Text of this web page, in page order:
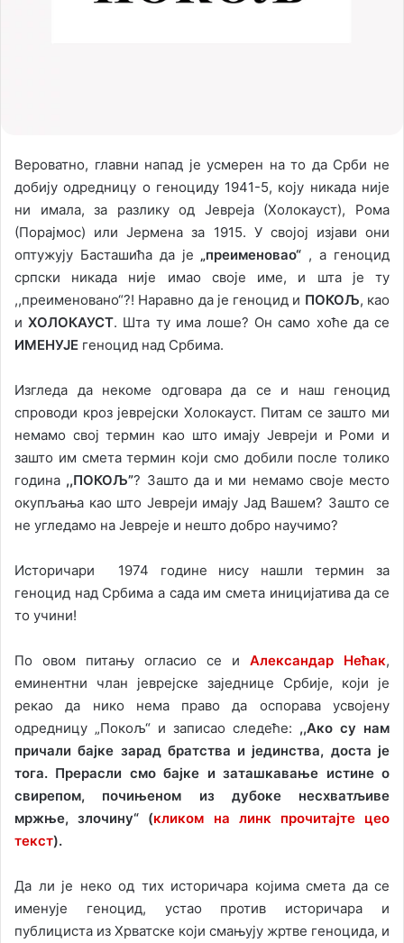
i
Вероватно, главни напад је усмерен на то да Срби не
добију одредницу о геноциду 1941-5, коју никада није
ни имала, за разлику од Јевреја (Холокауст), Рома
(Порајмос) или Јермена за 1915. У својој изјави они
оптужују Басташића да је „преименовао“ , а геноцид
српски никада није имао своје име, и шта је ту
,,преименовано“?! Наравно да је геноцид и ПОКОЉ, као
иХОЛОКАУСТ. Шта ту има лоше? Он само хоће да се
ИМЕНУЈЕ геноцид над Србима.
Изгледа да некоме одговара да се и наш геноцид
спроводи кроз јеврејски Холокауст. Питам се зашто ми
немамо свој термин као што имају Јевреји и Роми и
зашто им смета термин који смо добили после толико
година ,,ПОКОЉ”? Зашто да и ми немамо своје место
окупљања као што Јевреји имају Јад Вашем? Зашто се
не угледамо на Јевреје и нешто добро научимо?
Историчари 1974 године нису нашли термин за
геноцид над Србима а сада им смета иницијатива да се
то учини!
По овом питању огласио се и Александар Нећак,
еминентни члан јеврејске заједнице Србије, који је
рекао да нико нема право да оспорава усвојену
одредницу „Покољ“ и записао следеће: ,,Ако су нам
причали бајке зарад братства и јединства, доста је
тога. Прерасли смо бајке и заташкавање истине о
свирепом, почињеном из дубоке несхватљиве
мржње, злочину“ (кликом на линк прочитајте цео
текст).
Да ли је неко од тих историчара којима смета да се
именује геноцид, устао против историчара и
публициста из Хрватске који смањују жртве геноцида, и